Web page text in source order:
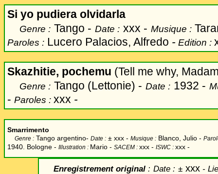
Si yo pudiera olvidarla
Genre : Tango - Date : xxx - Musique :
Paroles : Lucero Palacios, Alfredo - Edition :
Skazhitie, pochemu (Tell me why,
Genre : Tango (Lettonie) - Date : 1932 -
- Paroles : xxx -
Smarrimento
Genre : Tango argentino- Date : ± xxx - Musique : Blanco, Julio -
1940. Bologne - Illustration : Mario - SACEM : xxx - ISWC : xxx -
Enregistrement original : Date : ± xxx -